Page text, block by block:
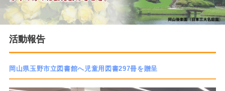
岡山ゾンタの歩み
クラブ役員・例会
活動報告
岡山県玉野市立図書館へ児童用図書297冊を贈呈